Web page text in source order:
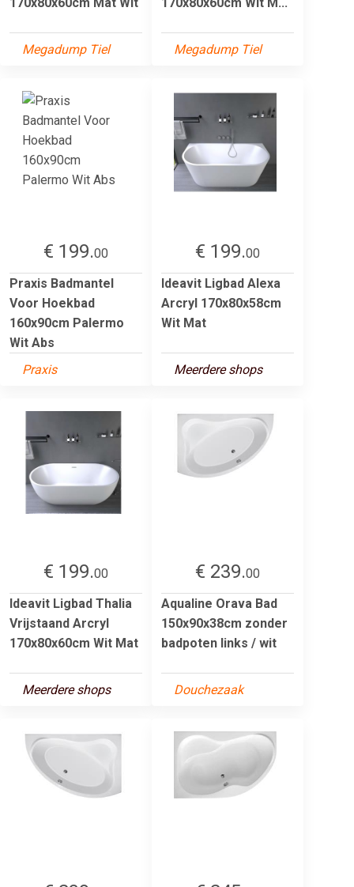
Megadump Tiel Megadump Tiel
€ 199.00
Praxis Badmantel
Voor Hoekbad
160x90cm Palermo
Wit Abs
Praxis
€ 199.00
Ideavit Ligbad Alexa
Arcryl 170x80x58cm
Wit Mat
Meerdere shops
€ 199.00
Ideavit Ligbad Thalia
Vrijstaand Arcryl
170x80x60cm Wit Mat
Meerdere shops
€ 239.00
Aqualine Orava Bad
150x90x38cm zonder
badpoten links / wit
Douchezaak